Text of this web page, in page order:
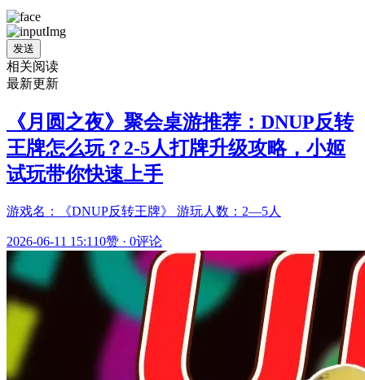
发送
相关阅读
最新更新
《月圆之夜》聚会桌游推荐：DNUP反转
王牌怎么玩？2-5人打牌升级攻略，小姬
试玩带你快速上手
游戏名：《DNUP反转王牌》 游玩人数：2—5人
2026-06-11 15:110赞 · 0评论